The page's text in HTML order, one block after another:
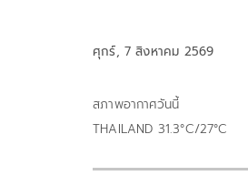
ศุกร์, 7 สิงหาคม 2569
สภาพอากาศวันนี้
THAILAND 31.3°C/27°C